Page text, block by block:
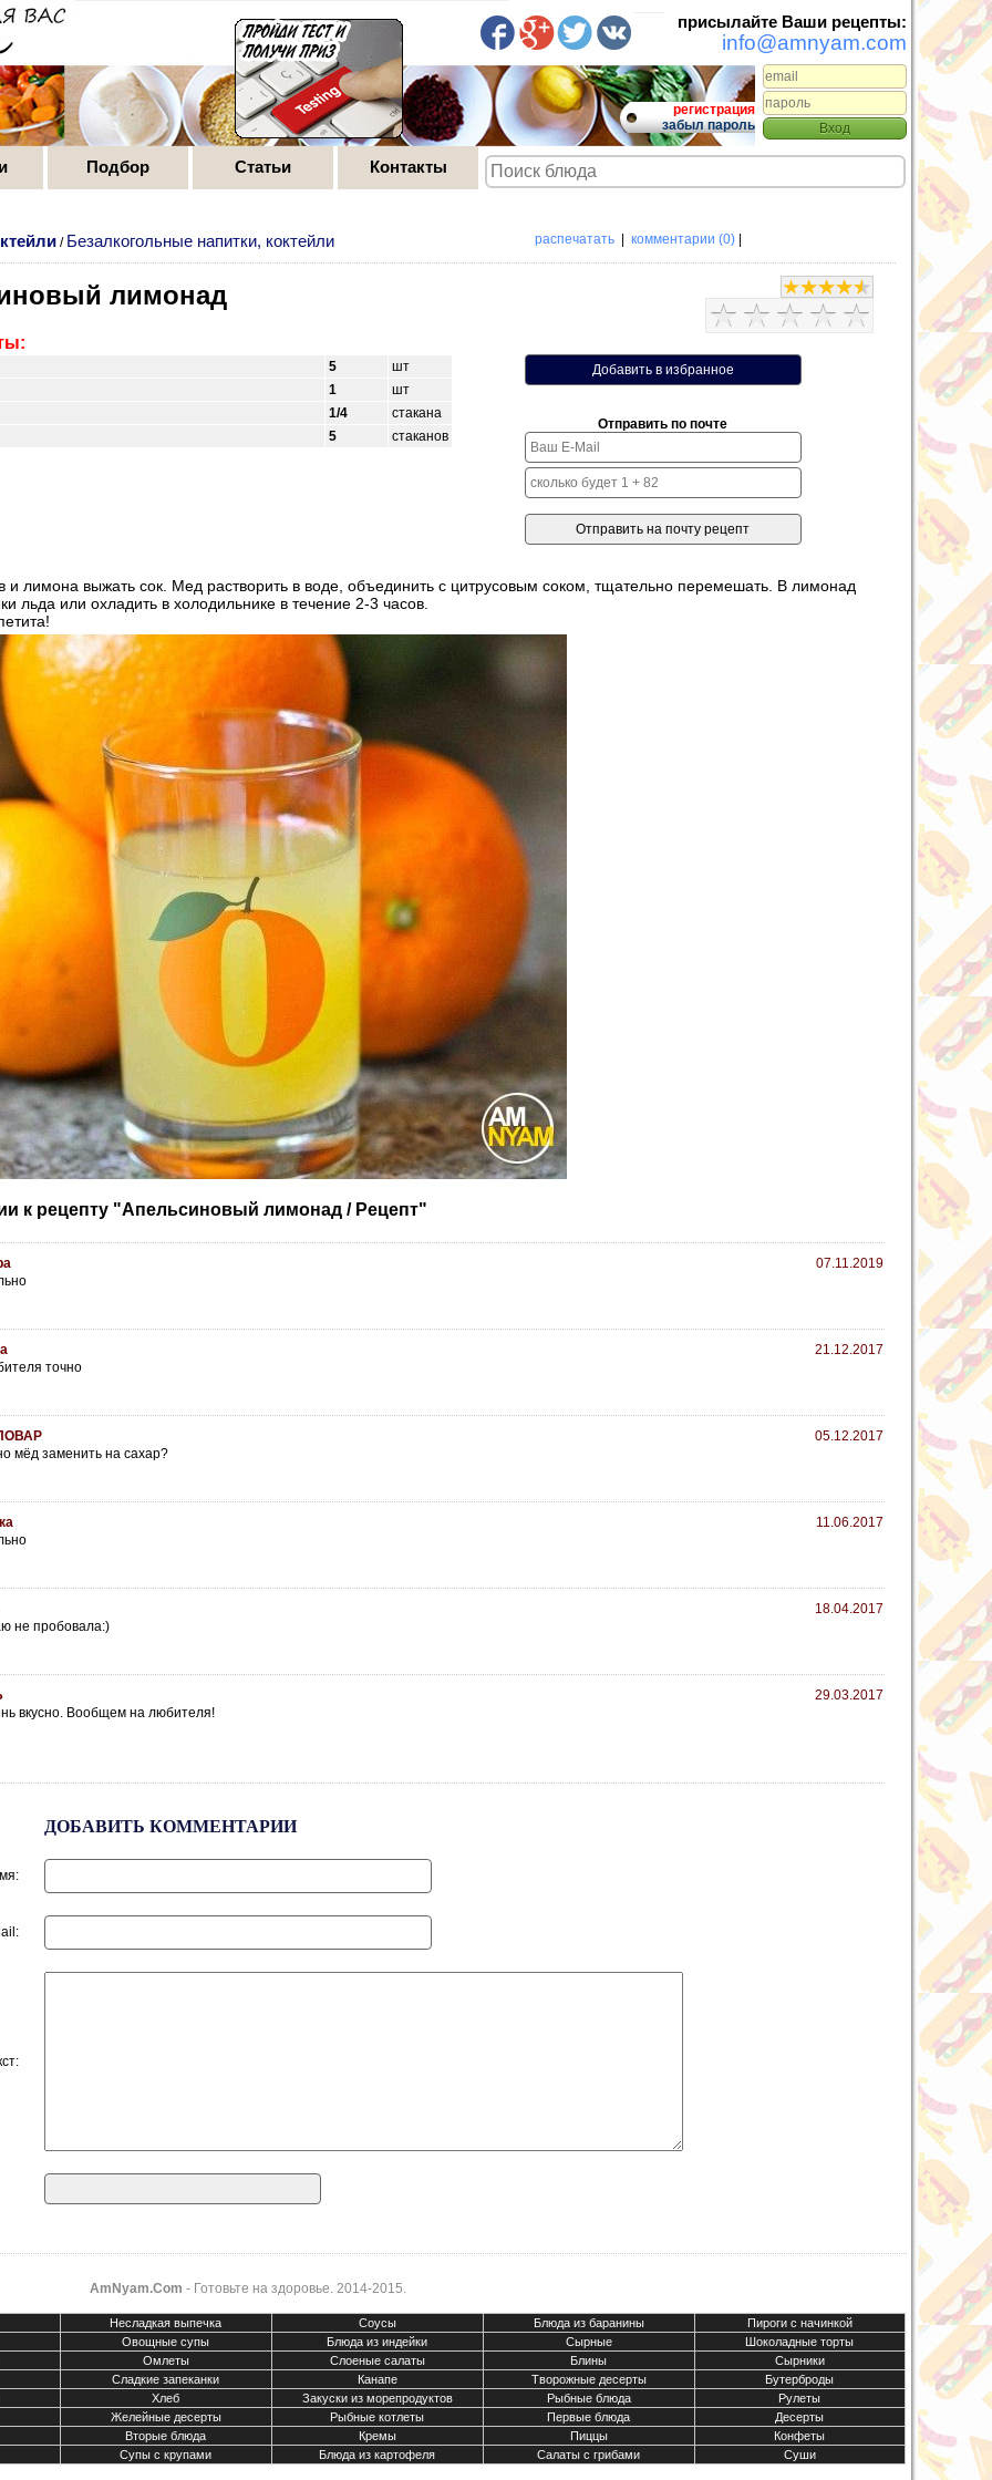
Подбор Статьи Контакты
присылайте Ваши рецепты:
info@amnyam.com
регистрация
забыл пароль
/ Безалкогольные напитки, коктейли распечатать| комментарии (0)|
лимонад
5
шт
1
шт
1/4
стакана
5 стаканов
Отправить по почте
и лимона выжать сок. Мед растворить в воде, объединить с цитрусовым соком, тщательно перемешать. В лимонад
льда или охладить в холодильнике в течение 2-3 часов.
к рецепту "Апельсиновый лимонад / Рецепт"
07.11.2019
21.12.2017
точно
05.12.2017
мёд заменить на сахар?
11.06.2017
18.04.2017
не пробовала:)
29.03.2017
вкусно. Вообщем на любителя!
ДОБАВИТЬ КОММЕНТАРИИ
AmNyam.Com - Готовьте на здоровье. 2014-2015.
Несладкая выпечка Соусы Блюда из баранины
Пироги с начинкой
Овощные супы Блюда из индейки Сырные
Шоколадные торты
Омлеты Слоеные салаты Блины
Сырники
Сладкие запеканки Канапе Творожные десерты
Бутерброды
Хлеб Закуски из морепродуктов Рыбные блюда
Рулеты
Желейные десерты Рыбные котлеты Первые блюда
Десерты
Вторые блюда Кремы Пиццы
Конфеты
Супы с крупами Блюда из картофеля Салаты с грибами Суши